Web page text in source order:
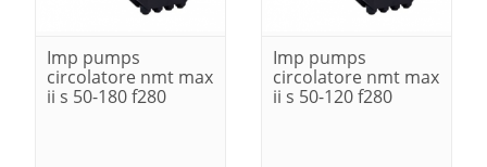
Imp pumps
circolatore nmt max
ii s 50-180 f280
Imp pumps
circolatore nmt max
ii s 50-120 f280